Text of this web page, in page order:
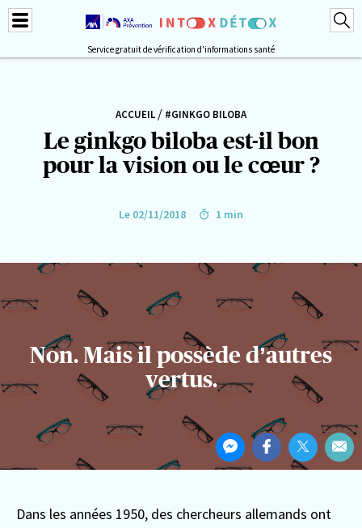
Service gratuit de vérification d'informations santé
ACCUEIL / #GINKGO BILOBA
Le ginkgo biloba est-il bon
pour la vision ou le cœur ?
Le 02/11/2018 1 min
Non. Mais il possède d’autres
vertus.
Partager
cetPartager
sur
Partager
sur
Partager
sur Par
Dans les années 1950, des chercheurs allemands ont